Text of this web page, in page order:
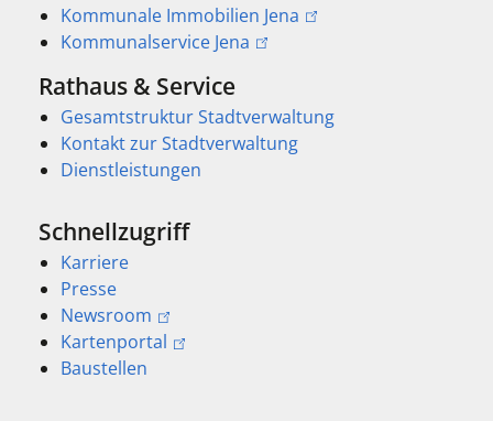
Kommunale Immobilien Jena
Kommunalservice Jena
Rathaus & Service
Gesamtstruktur Stadtverwaltung
Kontakt zur Stadtverwaltung
Dienstleistungen
Schnellzugriff
Karriere
Presse
Newsroom
Kartenportal
Baustellen